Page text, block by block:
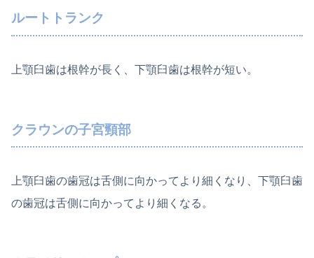
ルートトランク
上顎臼歯は根幹が長く、下顎臼歯は根幹が短い。
クラウンの子宮頸部
上顎臼歯の歯冠は舌側に向かってより細くなり、下顎臼歯
の歯冠は舌側に向かってより細くなる。